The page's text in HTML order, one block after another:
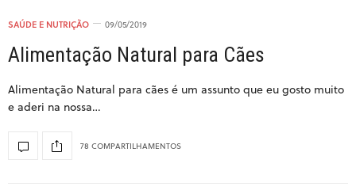
SAÚDE E NUTRIÇÃO 09/05/2019
Alimentação Natural para Cães
Alimentação Natural para cães é um assunto que eu gosto muito
e aderi na nossa…
78 COMPARTILHAMENTOS